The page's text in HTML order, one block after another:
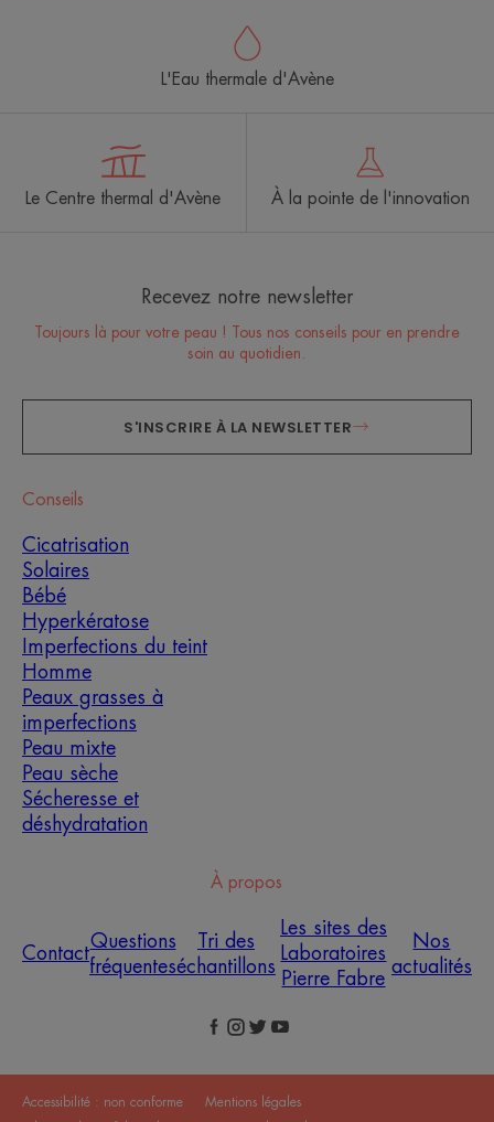
L'Eau thermale d'Avène
Le Centre thermal d'Avène À la pointe de l'innovation
Recevez notre newsletter
Toujours là pour votre peau ! Tous nos conseils pour en prendre
soin au quotidien.
S'INSCRIRE À LA NEWSLETTER
Conseils
Cicatrisation
Solaires
Bébé
Hyperkératose
Imperfections du teint
Homme
Peaux grasses à
imperfections
Peau mixte
Peau sèche
Sécheresse et
déshydratation
À propos
Contact
Questions
fréquentes
Tri des
échantillons
Les sites des
Laboratoires
Pierre Fabre
Nos
actualités
Accessibilité : non conforme
Mentions légales